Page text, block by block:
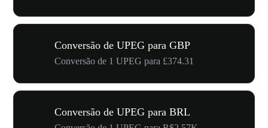
Conversão de UPEG para GBP
Conversão de 1 UPEG para £374.31
Conversão de UPEG para BRL